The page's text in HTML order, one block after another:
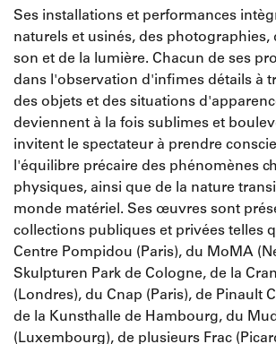
Ses installations et performances
naturels et usinés, des photographies,
son et de la lumière. Chacun de ses
dans l'observation d'infimes détails à
des objets et des situations
deviennent à la fois sublimes et
invitent le spectateur à prendre
l'équilibre précaire des phénomènes
physiques, ainsi que de la nature
monde matériel. Ses œuvres sont
collections publiques et privées telles
Centre Pompidou (Paris), du MoMA
Skulpturen Park de Cologne, de la
(Londres), du Cnap (Paris), de Pinault
de la Kunsthalle de Hambourg, du
(Luxembourg), de plusieurs Frac